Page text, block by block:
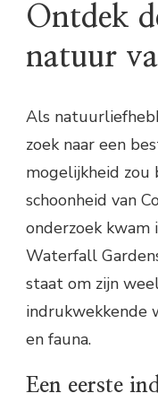
Ontdek
natuur
Als
zoek naar een
mogelijkheid zou
schoonheid van
onderzoek kwam
Waterfall
staat om zijn
indrukwekkende
en fauna.
Een eerste